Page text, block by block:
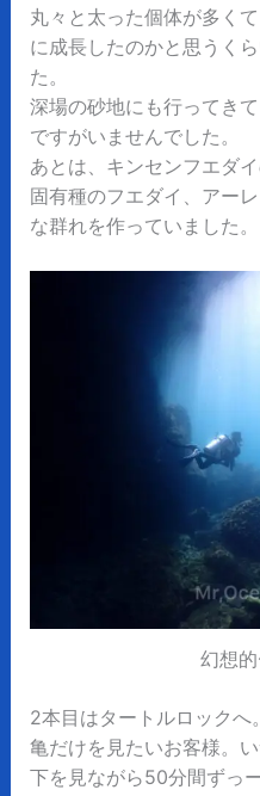
丸々と太った個体が多く
に成長したのかと思うく
た。
深場の砂地にも行ってき
ですがいませんでした。
あとは、キンセンフエダ
固有種のフエダイ、アー
な群れを作っていました。
幻想的
2本目はタートルロックへ。
亀だけを見たいお客様。
下を見ながら50分間ずっ